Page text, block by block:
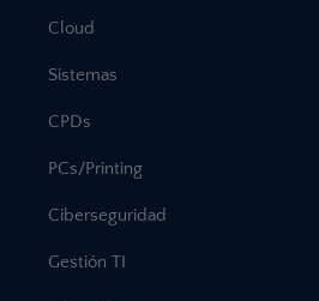
Cloud
Sistemas
CPDs
PCs/Printing
Ciberseguridad
Gestión TI